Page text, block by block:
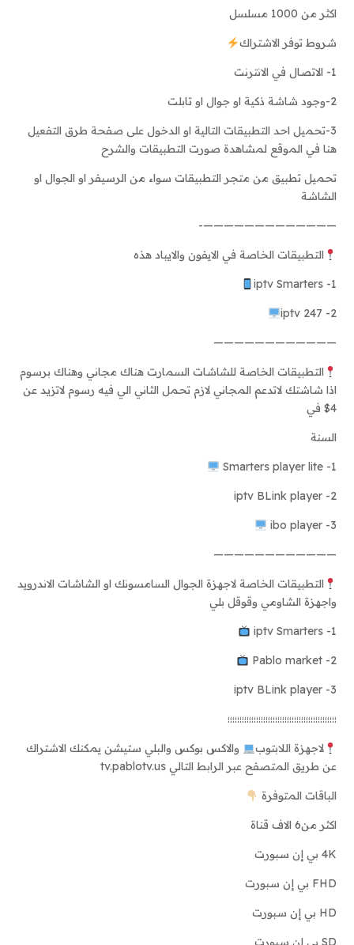
اكثر من 1000 مسلسل
شروط توفر الاشتراك
1- الاتصال في الانترنت
2-وجود شاشة ذكية او جوال او تابلت
3-تحميل احد التطبيقات التالية او الدخول على صفحة طرق التفعيل
هنا في الموقع لمشاهدة صورت التطبيقات والشرح
تحميل تطبيق من متجر التطبيقات سواء من الرسيفر او الجوال او
الشاشة
—————————————-
التطبيقات الخاصة في الايفون والايباد هذه
1- iptv Smarters
2- iptv 247
————————————
التطبيقات الخاصة للشاشات السمارت هناك مجاني وهناك برسوم
اذا شاشتك لاتدعم المجاني لازم تحمل الثاني الي فيه رسوم لاتزيد عن
4$ في
السنة
1- Smarters player lite
2- iptv BLink player
3- ibo player
————————————
التطبيقات الخاصة لاجهزة الجوال السامسونك او الشاشات الاندرويد
واجهزة الشاومي وقوقل بلي
1- iptv Smarters
2- Pablo market
3- iptv BLink player
؛؛؛؛؛؛؛؛؛؛؛؛؛؛؛؛؛؛؛؛؛؛؛؛؛؛؛؛؛؛؛؛؛؛؛؛؛؛؛؛؛؛؛؛؛؛
لاجهزة اللابتوب
والاكس بوكس والبلي ستيشن يمكنك الاشتراك
عن طريق المتصفح عبر الرابط التالي tv.pablotv.us
الباقات المتوفرة
اكثر من6 الاف قناة
4K بي إن سبورت
FHD بي إن سبورت
HD بي إن سبورت
SD بي إن سبورت